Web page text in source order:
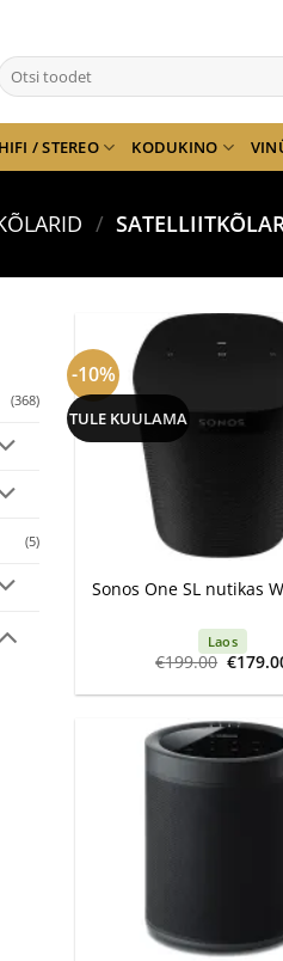
Otsi:
HIFI / STEREO KODUKINO
/
(368)
(5)
-10%
TULE KUULAMA
Sonos One SL nutikas
Laos
€199.00 Algne
oli:
€